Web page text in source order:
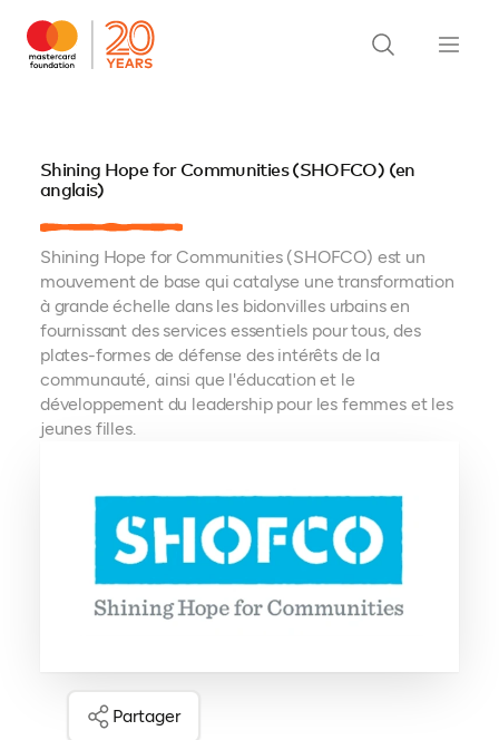
Shining Hope for Communities (SHOFCO) (en
anglais)
Shining Hope for Communities (SHOFCO) est un
mouvement de base qui catalyse une transformation
à grande échelle dans les bidonvilles urbains en
fournissant des services essentiels pour tous, des
plates-formes de défense des intérêts de la
communauté, ainsi que l'éducation et le
développement du leadership pour les femmes et les
jeunes filles.
Partager